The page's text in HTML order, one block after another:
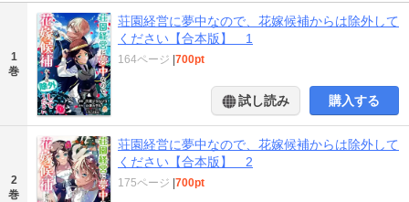
1
巻
荘園経営に夢中なので、花嫁候補からは除外して
ください【合本版】 1
164ページ 700pt
試し読み 購入する
2
巻
荘園経営に夢中なので、花嫁候補からは除外して
ください【合本版】 2
175ページ 700pt